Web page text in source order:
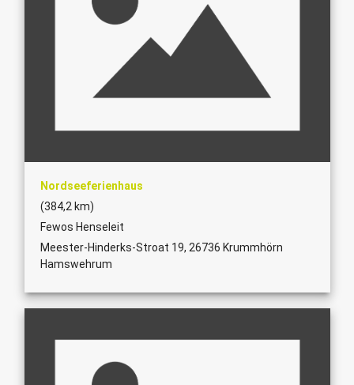
Nordseeferienhaus
(384,2 km)
Fewos Henseleit
Meester-Hinderks-Stroat 19, 26736 Krummhörn
Hamswehrum